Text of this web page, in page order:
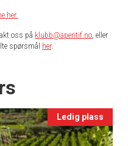
her.
oss på klubb@aperitif.no, eller
spørsmål her.
Ledig plass